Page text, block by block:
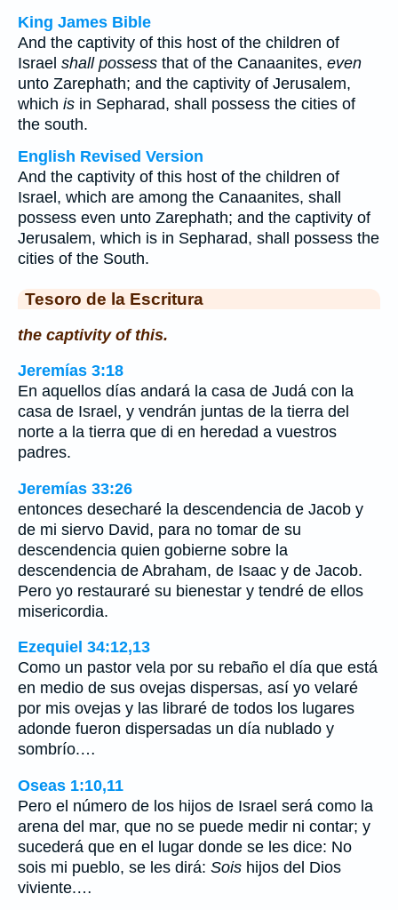
King James Bible
And the captivity of this host of the children of
Israel shall possess that of the Canaanites, even
unto Zarephath; and the captivity of Jerusalem,
which is in Sepharad, shall possess the cities of
the south.
English Revised Version
And the captivity of this host of the children of
Israel, which are among the Canaanites, shall
possess even unto Zarephath; and the captivity of
Jerusalem, which is in Sepharad, shall possess the
cities of the South.
Tesoro de la Escritura
the captivity of this.
Jeremías 3:18
En aquellos días andará la casa de Judá con la
casa de Israel, y vendrán juntas de la tierra del
norte a la tierra que di en heredad a vuestros
padres.
Jeremías 33:26
entonces desecharé la descendencia de Jacob y
de mi siervo David, para no tomar de su
descendencia quien gobierne sobre la
descendencia de Abraham, de Isaac y de Jacob.
Pero yo restauraré su bienestar y tendré de ellos
misericordia.
Ezequiel 34:12,13
Como un pastor vela por su rebaño el día que está
en medio de sus ovejas dispersas, así yo velaré
por mis ovejas y las libraré de todos los lugares
adonde fueron dispersadas un día nublado y
sombrío.…
Oseas 1:10,11
Pero el número de los hijos de Israel será como la
arena del mar, que no se puede medir ni contar; y
sucederá que en el lugar donde se les dice: No
sois mi pueblo, se les dirá: Sois hijos del Dios
viviente.…